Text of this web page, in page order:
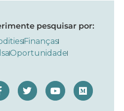
pesquisar por:
Finanças
Oportunidade